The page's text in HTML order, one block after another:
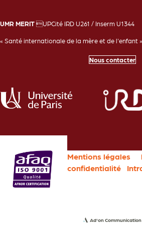
UMR MERIT UPCité IRD U261 / Inserm U1344
« Santé internationale de la mère et de l'enfant »
Nous contacter
Mentions légales
confidentialité
Ad'on Communication